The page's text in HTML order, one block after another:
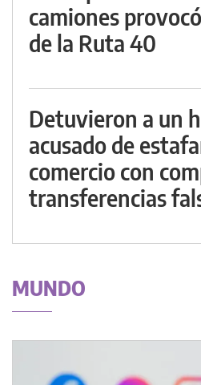
camiones
de la Ruta 40
Detuvieron a un
acusado de
comercio con
transferencias
MUNDO